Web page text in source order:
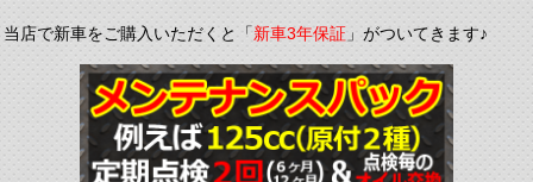
当店で新車をご購入いただくと「新車3年保証」がついてきます♪